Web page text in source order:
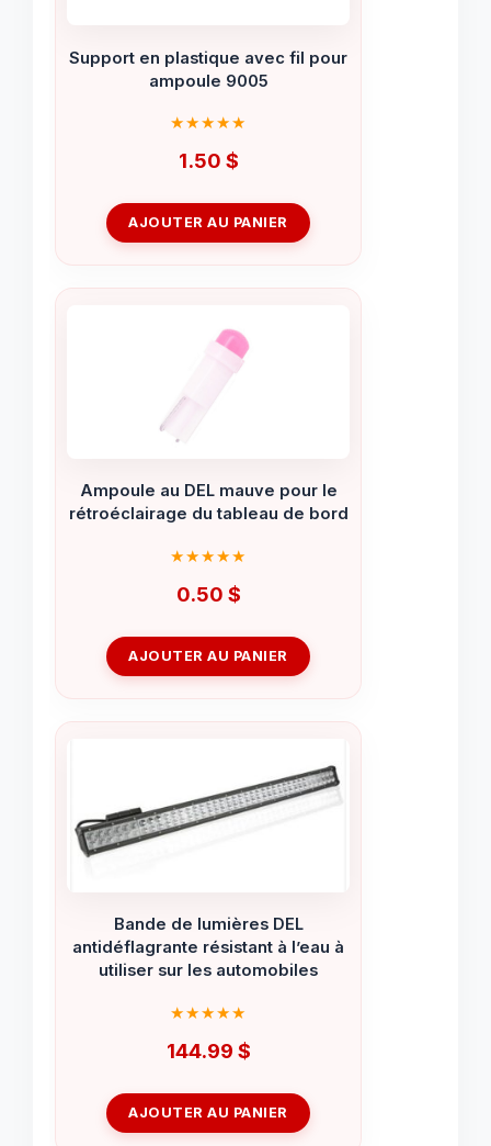
Support en plastique avec fil pour
ampoule 9005
1.50 $
AJOUTER AU PANIER
Ampoule au DEL mauve pour le
rétroéclairage du tableau de bord
0.50 $
AJOUTER AU PANIER
Bande de lumières DEL
antidéflagrante résistant à l’eau à
utiliser sur les automobiles
144.99 $
AJOUTER AU PANIER